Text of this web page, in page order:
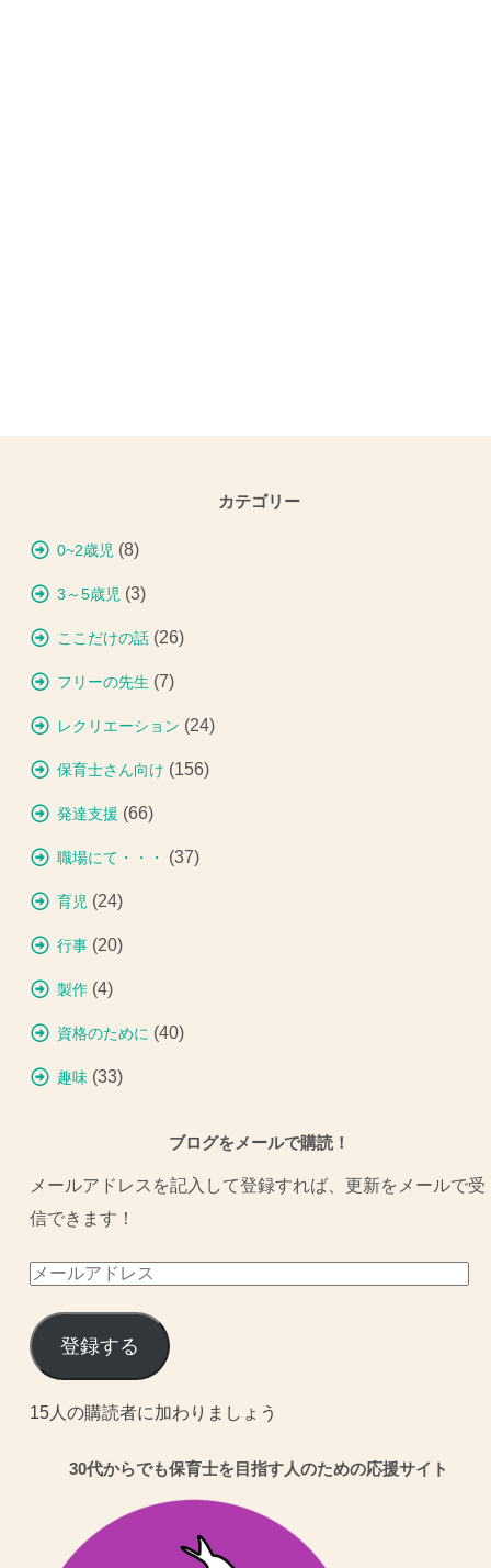
カテゴリー
0~2歳児 (8)
3～5歳児 (3)
ここだけの話 (26)
フリーの先生 (7)
レクリエーション (24)
保育士さん向け (156)
発達支援 (66)
職場にて・・・ (37)
育児 (24)
行事 (20)
製作 (4)
資格のために (40)
趣味 (33)
ブログをメールで購読！
メールアドレスを記入して登録すれば、更新をメールで受
信できます！
メ
ル
ア
ド
登録する
15人の購読者に加わりましょう
30代からでも保育士を目指す人のための応援サイト